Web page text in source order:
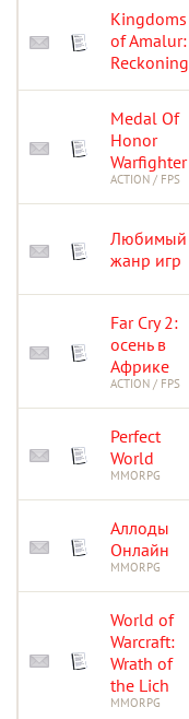
Kingdoms
of Amalur:
Reckoning
Medal Of
Honor
Warfighter
ACTION / FPS
Любимый
жанр игр
Far Cry 2:
осень в
Африке
ACTION / FPS
Perfect
World
MMORPG
Аллоды
Онлайн
MMORPG
World of
Warcraft:
Wrath of
the Lich
MMORPG